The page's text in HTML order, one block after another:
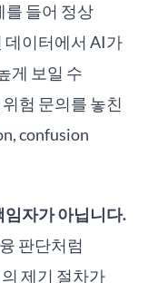
를 들어 정상
데이터에서 AI가
게 보일 수
험 문의를 놓친
confusion
임자가 아닙니다.
판단처럼
제기 절차가